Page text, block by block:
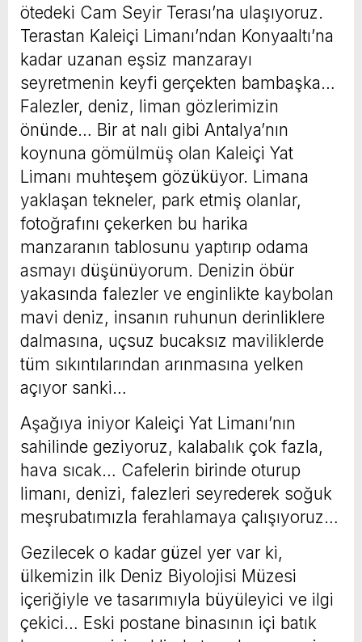
ötedeki Cam Seyir Terası’na ulaşıyoruz.
Terastan Kaleiçi Limanı’ndan Konyaaltı’na
kadar uzanan eşsiz manzarayı
seyretmenin keyfi gerçekten bambaşka…
Falezler, deniz, liman gözlerimizin
önünde… Bir at nalı gibi Antalya’nın
koynuna gömülmüş olan Kaleiçi Yat
Limanı muhteşem gözüküyor. Limana
yaklaşan tekneler, park etmiş olanlar,
fotoğrafını çekerken bu harika
manzaranın tablosunu yaptırıp odama
asmayı düşünüyorum. Denizin öbür
yakasında falezler ve enginlikte kaybolan
mavi deniz, insanın ruhunun derinliklere
dalmasına, uçsuz bucaksız maviliklerde
tüm sıkıntılarından arınmasına yelken
açıyor sanki…
Aşağıya iniyor Kaleiçi Yat Limanı’nın
sahilinde geziyoruz, kalabalık çok fazla,
hava sıcak… Cafelerin birinde oturup
limanı, denizi, falezleri seyrederek soğuk
meşrubatımızla ferahlamaya çalışıyoruz…
Gezilecek o kadar güzel yer var ki,
ülkemizin ilk Deniz Biyolojisi Müzesi
içeriğiyle ve tasarımıyla büyüleyici ve ilgi
çekici… Eski postane binasının içi batık